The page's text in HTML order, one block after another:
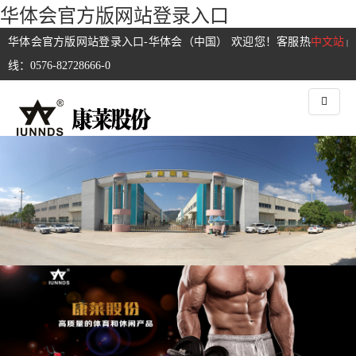
华体会官方版网站登录入口
中文站 |
华体会官方版网站登录入口-华体会（中国） 欢迎您！客服热
线：0576-82728666-0